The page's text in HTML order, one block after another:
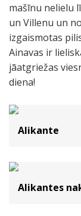
mašīnu nelielu
un Villenu un
izgaismotas
Ainavas ir
jāatgriežas
diena!
Alikante
Alikantes